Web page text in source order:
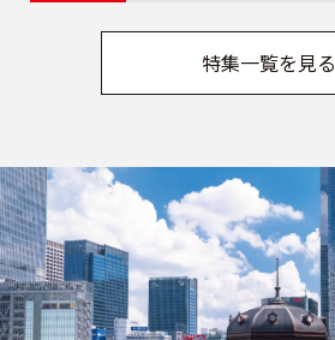
特集一覧を見る